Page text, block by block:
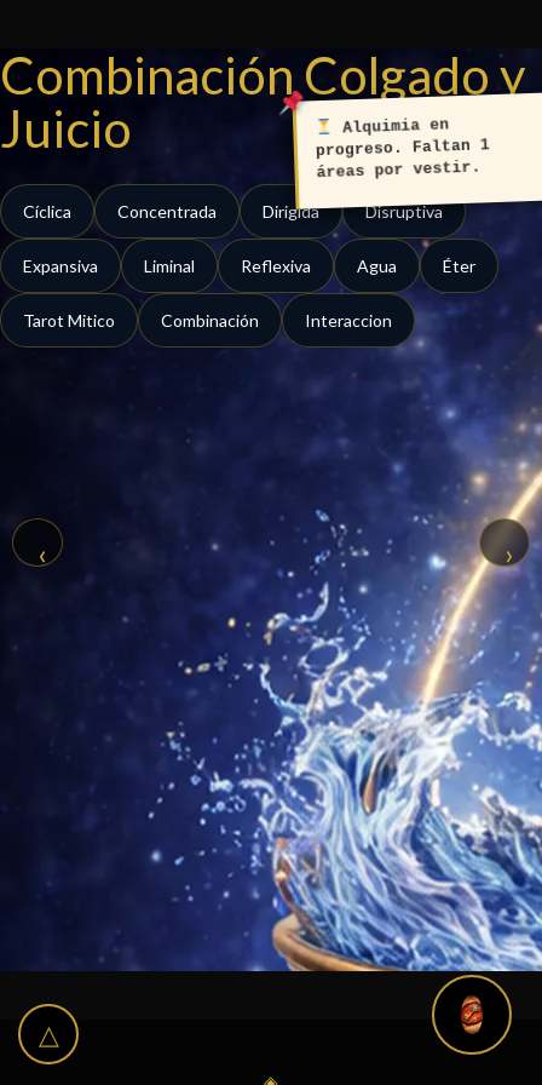
contenido
‹ ›
Combinación Colgado y
Juicio
Cíclica Concentrada Dirigida Disruptiva
Expansiva Liminal Reflexiva Agua Éter
Tarot Mitico Combinación Interaccion
Alquimia en
progreso. Faltan 1
áreas por vestir.
△